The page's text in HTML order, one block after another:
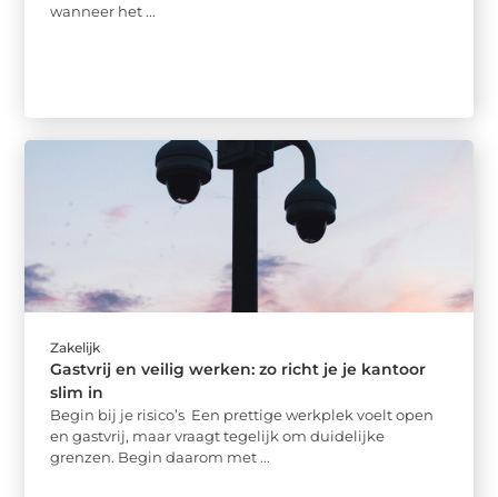
wanneer het ...
Zakelijk
Gastvrij en veilig werken: zo richt je je kantoor
slim in
Begin bij je risico’s Een prettige werkplek voelt open
en gastvrij, maar vraagt tegelijk om duidelijke
grenzen. Begin daarom met ...